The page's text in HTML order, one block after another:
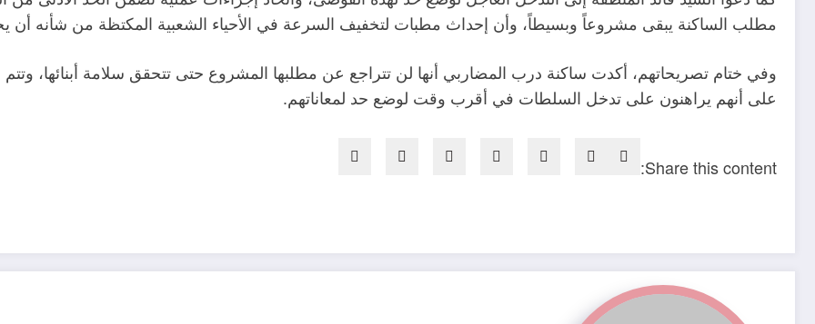
مطلب الساكنة يبقى مشروعاً وبسيطاً، وأن إحداث مطبات لتخفيف السرعة في الأحياء الشعبية المكتظة من شأنه أن يحد
وفي ختام تصريحاتهم، أكدت ساكنة درب المضاربي أنها لن تتراجع عن مطلبها المشروع حتى تتحقق سلامة أبنائها،
على أنهم يراهنون على تدخل السلطات في أقرب وقت لوضع حد لمعاناتهم.
Share this content: